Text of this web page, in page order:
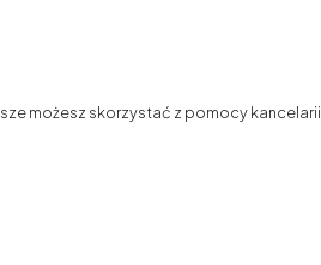
możesz skorzystać z pomocy